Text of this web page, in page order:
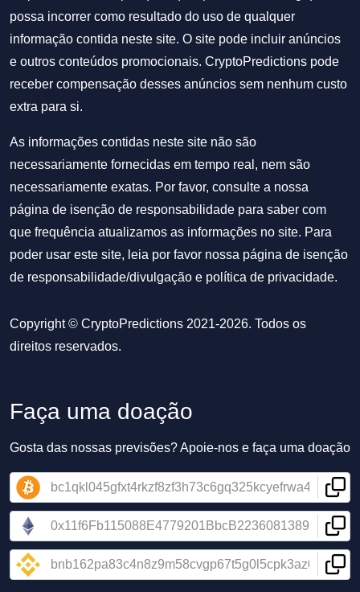
possa incorrer como resultado do uso de qualquer
informação contida neste site. O site pode incluir anúncios
e outros conteúdos promocionais. CryptoPredictions pode
receber compensação desses anúncios sem nenhum custo
extra para si.
As informações contidas neste site não são
necessariamente fornecidas em tempo real, nem são
necessariamente exatas. Por favor, consulte a nossa
página de isenção de responsabilidade para saber com
que frequência atualizamos as informações no site. Para
poder usar este site, leia por favor nossa página de isenção
de responsabilidade/divulgação e política de privacidade.
Copyright © CryptoPredictions 2021-2026. Todos os
direitos reservados.
Faça uma doação
Gosta das nossas previsões? Apoie-nos e faça uma doação